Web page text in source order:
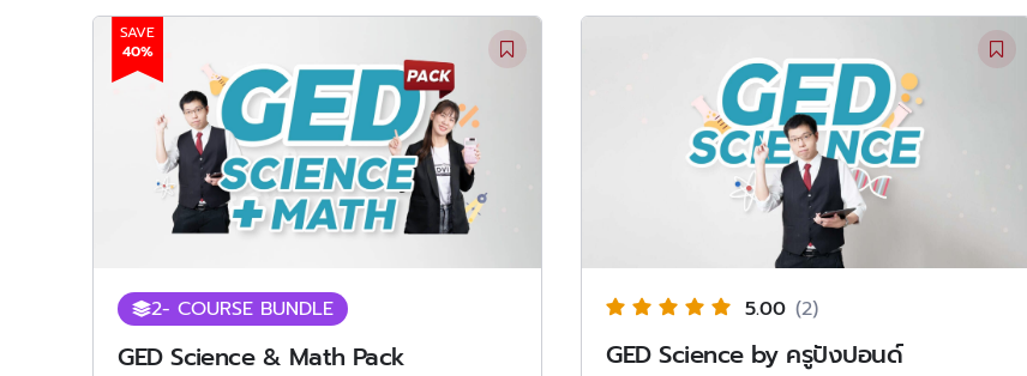
SAVE
40%
2- COURSE BUNDLE
GED Science & Math Pack
5.00 (2)
GED Science by ครูปังปอนด์